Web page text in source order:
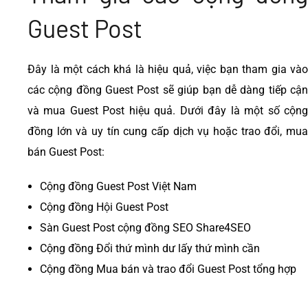
Guest Post
Đây là một cách khá là hiệu quả, việc bạn tham gia vào
các cộng đồng Guest Post sẽ giúp bạn dễ dàng tiếp cận
và mua Guest Post hiệu quả. Dưới đây là một số cộng
đồng lớn và uy tín cung cấp dịch vụ hoặc trao đổi, mua
bán Guest Post:
Cộng đồng Guest Post Việt Nam
Cộng đồng Hội Guest Post
Sàn Guest Post cộng đồng SEO Share4SEO
Cộng đồng Đổi thứ mình dư lấy thứ mình cần
Cộng đồng Mua bán và trao đổi Guest Post tổng hợp